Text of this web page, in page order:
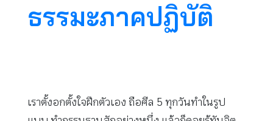
ธรรมะภาคปฏิบัติ
เราตั้งอกตั้งใจฝึกตัวเอง ถือศีล 5 ทุกวันทำในรูป